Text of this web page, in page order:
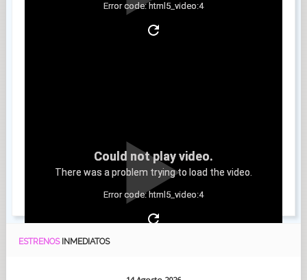
Error code: html5_video:4
Could not play video.
There was a problem trying to load the video.
Error code: html5_video:4
ESTRENOS INMEDIATOS